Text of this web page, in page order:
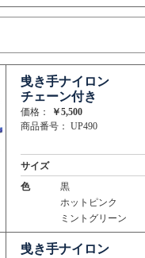
曵き手ナイロン
チェーン付き
価格：
￥5,500
商品番号： UP490
サイズ
色
黒
ホットピンク
ミントグリーン
曵き手ナイロン